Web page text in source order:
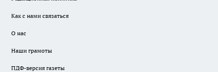
Как с нами связаться
О нас
Наши грамоты
ПДФ-версия газеты